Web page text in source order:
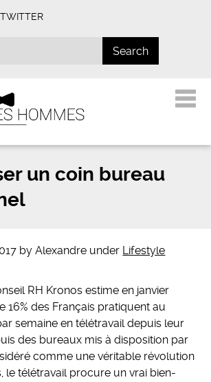
TWITTER
un coin bureau
byAlexandre under Lifestyle
RH Kronos estime en janvier
16% des Français pratiquent au
semaine en télétravail depuis leur
des bureaux mis à disposition par
comme une véritable révolution
le télétravail procure un vrai bien-